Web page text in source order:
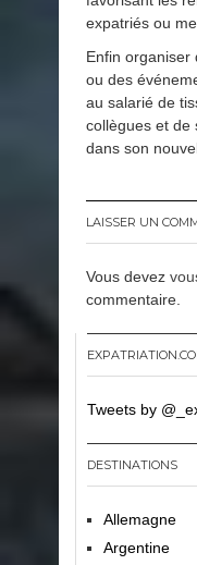
expatriés ou
Enfin organiser
ou des
au salarié de
collègues et de
dans son
LAISSER UN
Vous devez
commentaire.
Tweets by
DESTINATIONS
Allemagne
Argentine